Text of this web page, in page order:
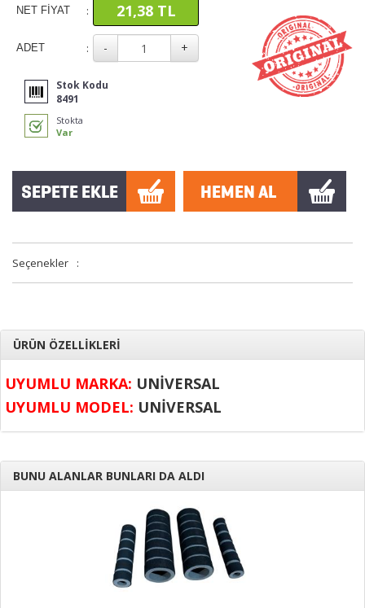
NET FİYAT : 21,38 TL
ADET :
Stok Kodu
8491
Stokta
Var
Seçenekler :
ÜRÜN ÖZELLİKLERİ
UYUMLU MARKA: UNİVERSAL
UYUMLU MODEL: UNİVERSAL
BUNU ALANLAR BUNLARI DA ALDI